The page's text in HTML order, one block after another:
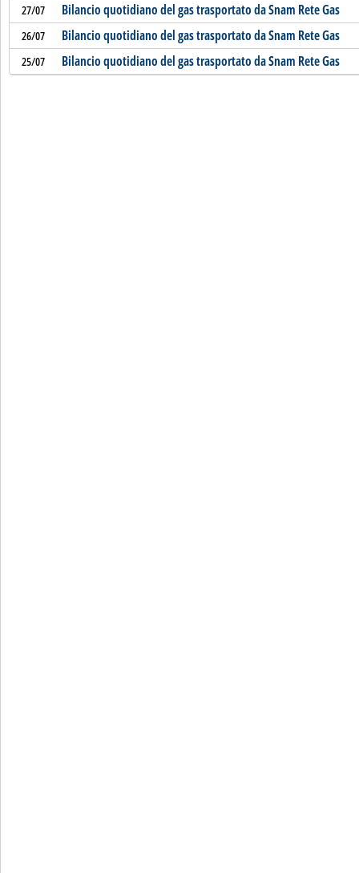
27/07 Bilancio quotidiano del gas trasportato da Snam Rete Gas
26/07 Bilancio quotidiano del gas trasportato da Snam Rete Gas
25/07 Bilancio quotidiano del gas trasportato da Snam Rete Gas